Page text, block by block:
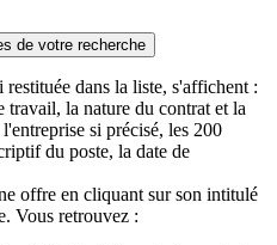
de votre recherche
dans la liste, s'affichent :
la nature du contrat et la
si précisé, les 200
du poste, la date de
offre en cliquant sur son intitulé
Vous retrouvez :